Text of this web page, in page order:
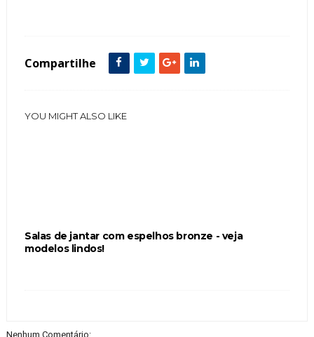
Compartilhe
YOU MIGHT ALSO LIKE
Salas de jantar com espelhos bronze - veja
modelos lindos!
Nenhum Comentário: